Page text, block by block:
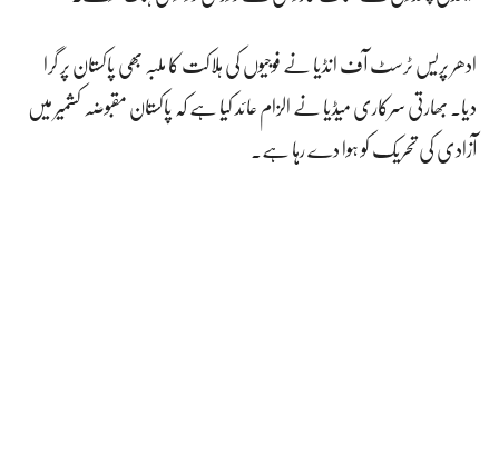
ادھر پریس ٹرسٹ آف انڈیا نے فوجیوں کی ہلاکت کا ملبہ بھی پاکستان پر گرا
دیا۔ بھارتی سرکاری میڈیا نے الزام عائد کیا ہے کہ پاکستان مقبوضہ کشمیر میں
آزادی کی تحریک کو ہوا دے رہا ہے۔